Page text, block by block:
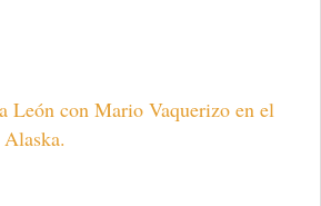
León con Mario Vaquerizo en el